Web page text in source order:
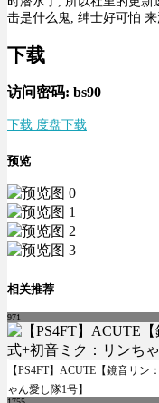
击是什么鬼, 绅士好可怕 来
下载
访问密码: bs90
下载 度盘下载
预览
相关推荐
971
【PS4FT】ACUTE【鏡音リン
ゃん愛し隊1号】